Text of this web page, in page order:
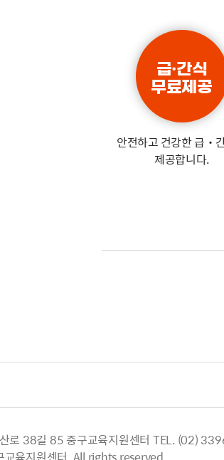
급·간식
무료제공
안전하고 건강한 급‧
제공합니다.
로 38길 85 중구교육지원센터 TEL. (02)
육지원센터. All rights reserved.